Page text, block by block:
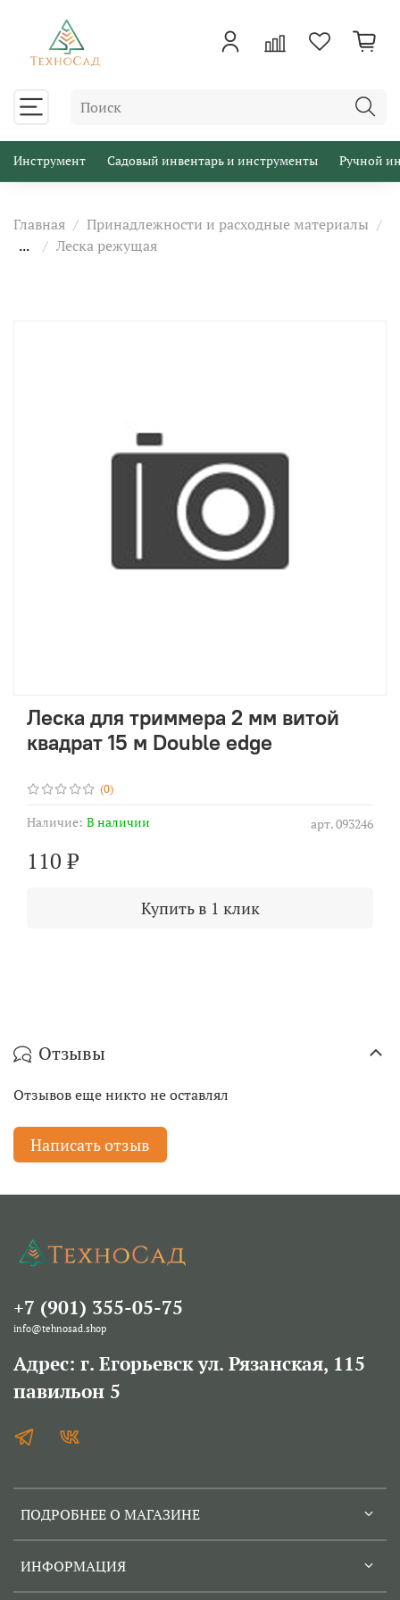
Инструмент Садовый инвентарь и инструменты Ручной
Главная
Принадлежности и расходные материалы
...
Леска режущая
(0)
арт.093246
Наличие: В наличии
Леска для триммера 2 мм витой
квадрат 15 м Double edge
110 ₽
Купить в 1 клик
Отзывы
Отзывов еще никто не оставлял
Написать отзыв
ПОДРОБНЕЕ О МАГАЗИНЕ
ИНФОРМАЦИЯ
+7 (901) 355-05-75
info@tehnosad.shop
Адрес: г. Егорьевск ул. Рязанская, 115
павильон 5